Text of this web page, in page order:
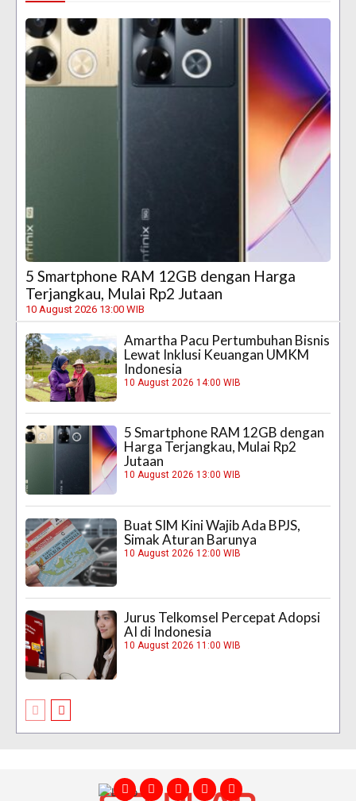
5 Smartphone RAM 12GB dengan Harga
Terjangkau, Mulai Rp2 Jutaan
10 August 2026 13:00 WIB
Amartha Pacu Pertumbuhan Bisnis
Lewat Inklusi Keuangan UMKM
Indonesia
10 August 2026 14:00 WIB
5 Smartphone RAM 12GB dengan
Harga Terjangkau, Mulai Rp2
Jutaan
10 August 2026 13:00 WIB
Buat SIM Kini Wajib Ada BPJS,
Simak Aturan Barunya
10 August 2026 12:00 WIB
Jurus Telkomsel Percepat Adopsi
AI di Indonesia
10 August 2026 11:00 WIB